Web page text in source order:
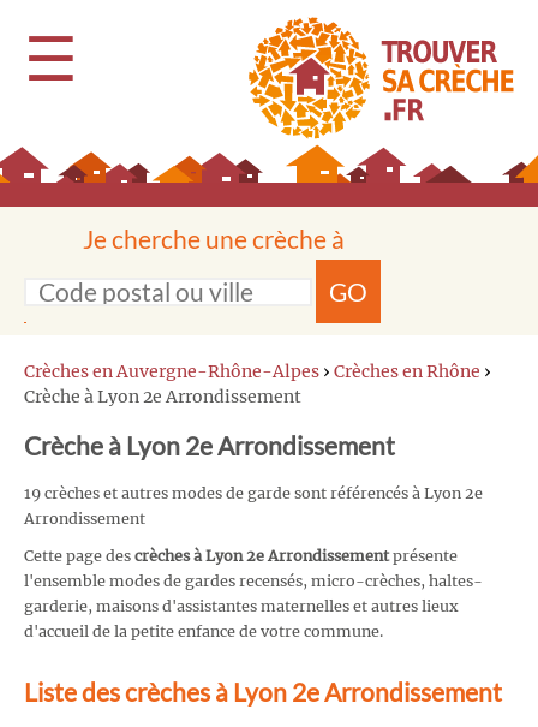
☰
Je cherche une crèche à
GO
Crèches en Auvergne-Rhône-Alpes › Crèches en Rhône ›
Crèche à Lyon 2e Arrondissement
Crèche à Lyon 2e Arrondissement
19 crèches et autres modes de garde sont référencés à Lyon 2e
Arrondissement
Cette page des crèches à Lyon 2e Arrondissementprésente
l'ensemble modes de gardes recensés, micro-crèches, haltes-
garderie, maisons d'assistantes maternelles et autres lieux
d'accueil de la petite enfance de votre commune.
Liste des crèches à Lyon 2e Arrondissement